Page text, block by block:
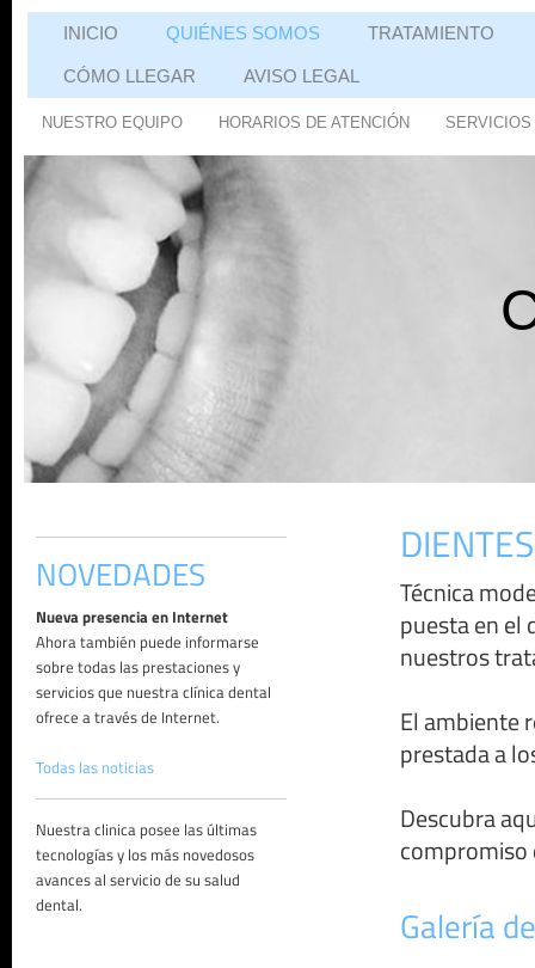
INICIO QUIÉNES SOMOS TRATAMIENTO
CÓMO LLEGAR AVISO LEGAL
NUESTRO EQUIPO HORARIOS DE ATENCIÓN SERVICIOS
NOVEDADES
Nueva presencia en Internet
Ahora también puede informarse
sobre todas las prestaciones y
servicios que nuestra clínica dental
ofrece a través de Internet.
Todas las noticias
Nuestra clinica posee las últimas
tecnologías y los más novedosos
avances al servicio de su salud
dental.
Técnica
puesta en el
nuestros
El ambiente
prestada a
Descubra
compromiso
Galería